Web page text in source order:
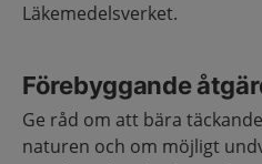
Läkemedelsverket.
Förebyggande
Ge råd om att bära
naturen och om möjligt